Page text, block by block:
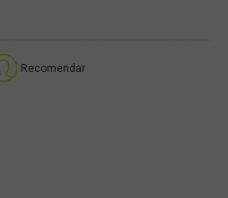
Recomendar